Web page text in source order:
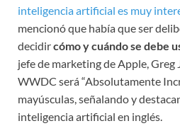
inteligencia artificial es muy
mencionó que había que ser
decidircómo y cuándo se debe
jefe de marketing de Apple, Greg
WWDC será “Absolutamente
mayúsculas, señalando y
inteligencia artificial en inglés.